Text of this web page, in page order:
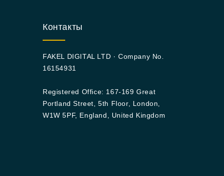
Контакты
FAKEL DIGITAL LTD · Company No.
16154931
Registered Office: 167-169 Great
Portland Street, 5th Floor, London,
W1W 5PF, England, United Kingdom